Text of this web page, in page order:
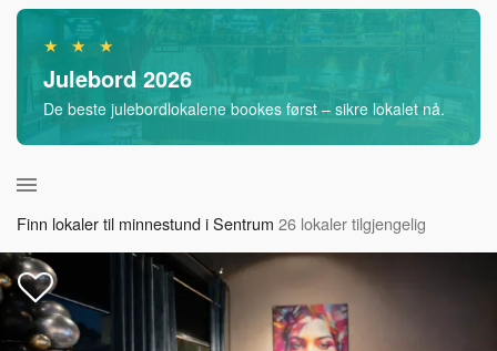
★ ★ ★
Julebord 2026
De beste julebordlokalene bookes først – sikre lokalet nå.
Finn lokaler til minnestund i Sentrum 26 lokaler tilgjengelig